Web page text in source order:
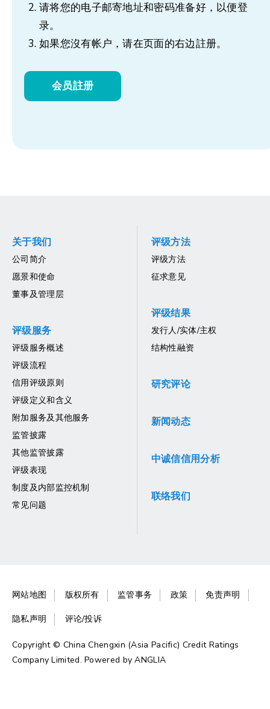
请将您的电子邮寄地址和密码准备好，以便登
录。
如果您沒有帐户，请在页面的右边註册。
会员註册
关于我们
公司简介
愿景和使命
董事及管理层
评级服务
评级服务概述
评级流程
信用评级原则
评级定义和含义
附加服务及其他服务
监管披露
其他监管披露
评级表现
制度及内部监控机制
常见问题
评级方法
评级方法
征求意见
评级结果
发行人/实体/主权
结构性融资
研究评论
新闻动态
中诚信信用分析
联络我们
网站地图 版权所有 监管事务 政策 免责声明
隐私声明 评论/投诉
Copyright © China Chengxin (Asia Pacific) Credit Ratings
Company Limited. Powered byANGLIA